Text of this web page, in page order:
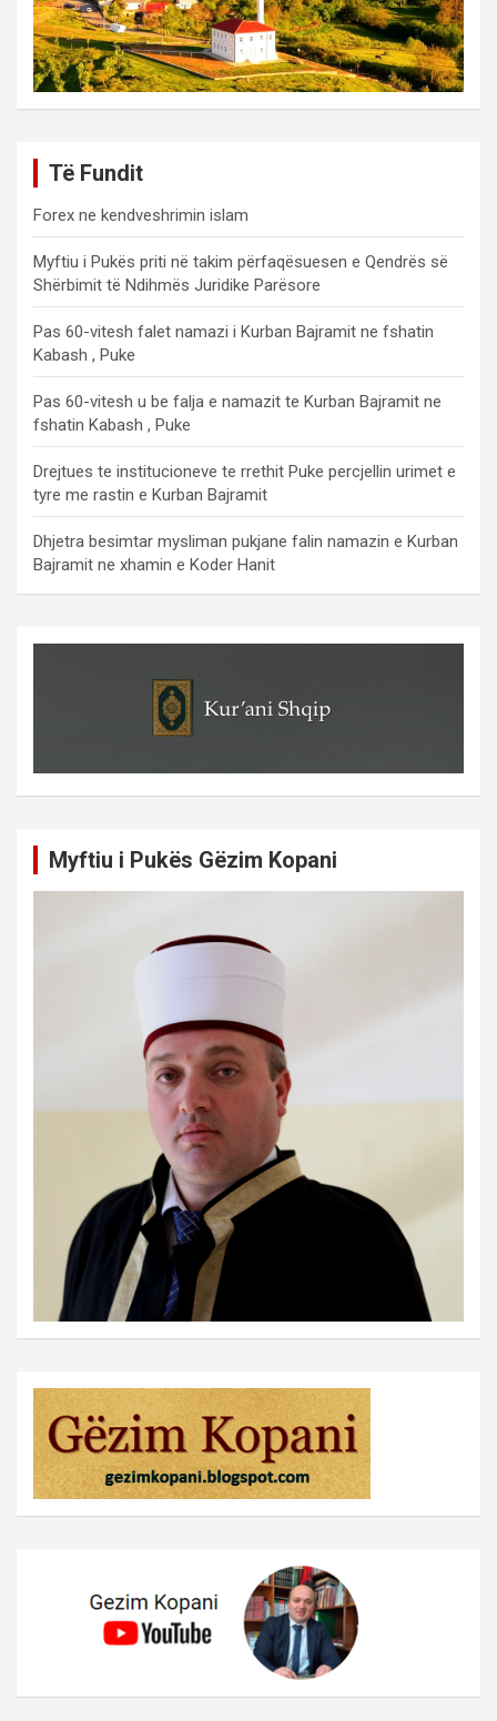
Të Fundit
Forex ne kendveshrimin islam
Myftiu i Pukës priti në takim përfaqësuesen e Qendrës së
Shërbimit të Ndihmës Juridike Parësore
Pas 60-vitesh falet namazi i Kurban Bajramit ne fshatin
Kabash , Puke
Pas 60-vitesh u be falja e namazit te Kurban Bajramit ne
fshatin Kabash , Puke
Drejtues te institucioneve te rrethit Puke percjellin urimet e
tyre me rastin e Kurban Bajramit
Dhjetra besimtar mysliman pukjane falin namazin e Kurban
Bajramit ne xhamin e Koder Hanit
Myftiu i Pukës Gëzim Kopani